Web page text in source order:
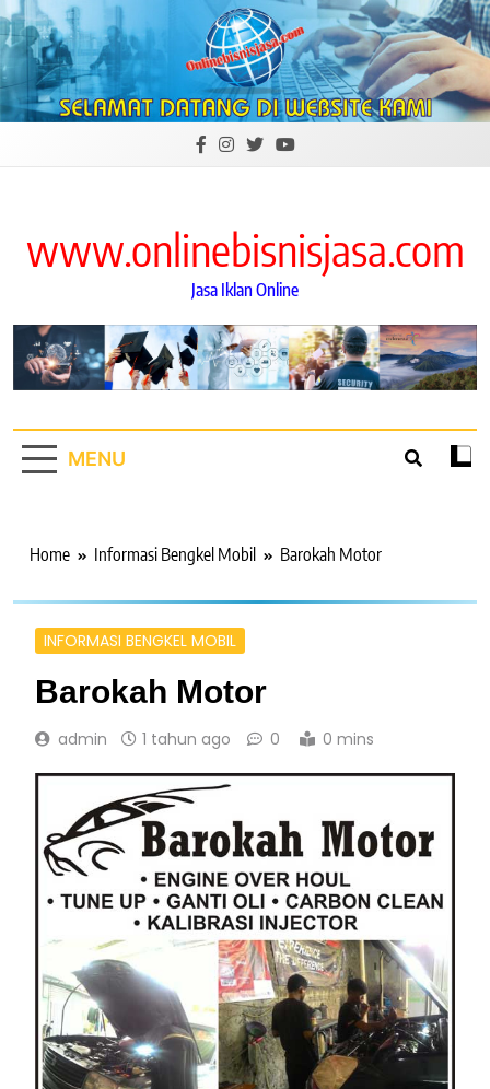
Skip
to
content
www.onlinebisnisjasa.com
Jasa Iklan Online
MENU
Home Informasi Bengkel Mobil Barokah Motor
INFORMASI BENGKEL MOBIL
Barokah Motor
admin 1 tahun ago 0 0 mins